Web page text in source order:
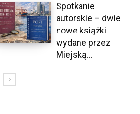
Spotkanie
autorskie – dwie
nowe książki
wydane przez
Miejską...